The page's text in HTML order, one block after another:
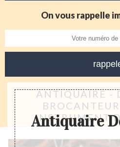
On vous rappelle
ANTIQUAIRE -
INSTRUMENT
Antiquaire